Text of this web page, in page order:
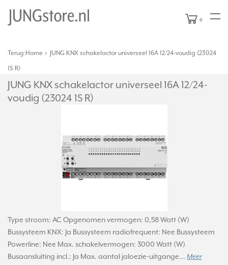
0
Terug Home JUNG KNX schakelactor universeel 16A 12/24-voudig (23024
1S R)
JUNG KNX schakelactor universeel 16A 12/24-
voudig (23024 1S R)
Type stroom: AC Opgenomen vermogen: 0,58 Watt (W)
Bussysteem KNX: Ja Bussysteem radiofrequent: Nee Bussysteem
Powerline: Nee Max. schakelvermogen: 3000 Watt (W)
Busaansluiting incl.: Ja Max. aantal jaloezie-uitgange... Meer